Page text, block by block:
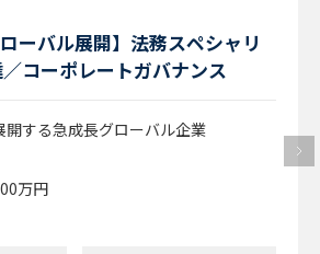
ーバル展開】法務スペシャリ
コーポレートガバナンス
開する急成長グローバル企業
万円